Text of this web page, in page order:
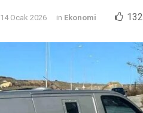
14 Ocak 2026 in Ekonomi 132